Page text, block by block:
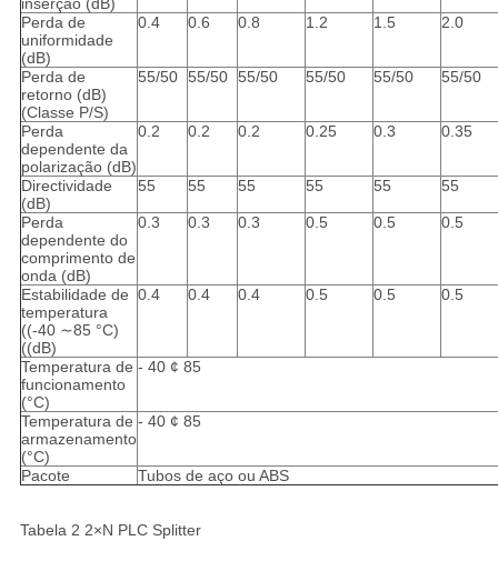
inserção (dB)
Perda de
uniformidade
(dB)
0.4 0.6 0.8 1.2 1.5 2.0
Perda de
retorno (dB)
(Classe P/S)
55/50 55/50 55/50 55/50 55/50 55/50
Perda
dependente da
polarização (dB)
0.2 0.2 0.2 0.25 0.3 0.35
Directividade
(dB)
55 55 55 55 55 55
Perda
dependente do
comprimento de
onda (dB)
0.3 0.3 0.3 0.5 0.5 0.5
Estabilidade de
temperatura
((-40 ∼85 °C)
((dB)
0.4 0.4 0.4 0.5 0.5 0.5
Temperatura de
funcionamento
(°C)
- 40 ¢ 85
Temperatura de
armazenamento
(°C)
- 40 ¢ 85
Pacote Tubos de aço ou ABS
Tabela 2 2×N PLC Splitter